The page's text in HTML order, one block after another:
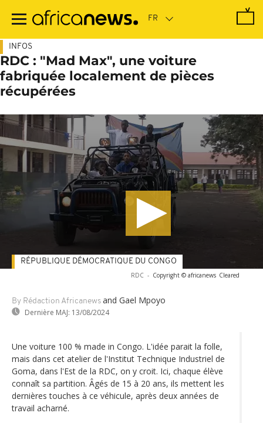
contenu
INFOS
RDC : "Mad Max", une voiture
fabriquée localement de pièces
récupérées
RDC - Copyright © africanews Cleared
By Rédaction Africanews and Gael Mpoyo
Dernière MAJ: 13/08/2024
RÉPUBLIQUE DÉMOCRATIQUE DU CONGO
Une voiture 100 % made in Congo. L'idée parait la folle,
mais dans cet atelier de l'Institut Technique Industriel de
Goma, dans l'Est de la RDC, on y croit. Ici, chaque élève
connaît sa partition. Âgés de 15 à 20 ans, ils mettent les
dernières touches à ce véhicule, après deux années de
travail acharné.